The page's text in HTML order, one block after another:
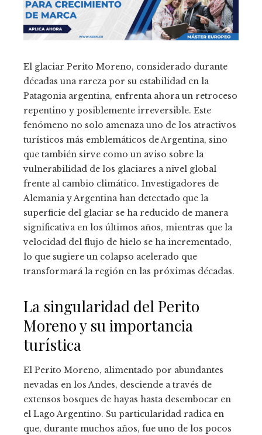
El glaciar Perito Moreno, considerado durante
décadas una rareza por su estabilidad en la
Patagonia argentina, enfrenta ahora un retroceso
repentino y posiblemente irreversible. Este
fenómeno no solo amenaza uno de los atractivos
turísticos más emblemáticos de Argentina, sino
que también sirve como un aviso sobre la
vulnerabilidad de los glaciares a nivel global
frente al cambio climático. Investigadores de
Alemania y Argentina han detectado que la
superficie del glaciar se ha reducido de manera
significativa en los últimos años, mientras que la
velocidad del flujo de hielo se ha incrementado,
lo que sugiere un colapso acelerado que
transformará la región en las próximas décadas.
La singularidad del Perito
Moreno y su importancia
turística
El Perito Moreno, alimentado por abundantes
nevadas en los Andes, desciende a través de
extensos bosques de hayas hasta desembocar en
el Lago Argentino. Su particularidad radica en
que, durante muchos años, fue uno de los pocos